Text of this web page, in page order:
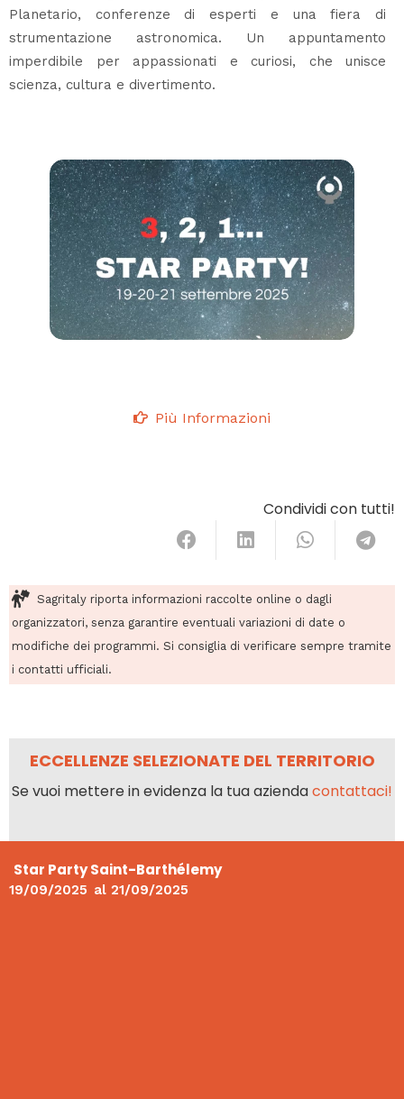
Planetario, conferenze di esperti e una fiera di
strumentazione astronomica. Un appuntamento
imperdibile per appassionati e curiosi, che unisce
scienza, cultura e divertimento.
Più Informazioni
Condividi con tutti!
Sagritaly riporta informazioni raccolte online o dagli
organizzatori, senza garantire eventuali variazioni di date o
modifiche dei programmi. Si consiglia di verificare sempre tramite
i contatti ufficiali.
ECCELLENZE SELEZIONATE DEL TERRITORIO
Se vuoi mettere in evidenza la tua aziendacontattaci!
Star Party Saint-Barthélemy
19/09/2025 al 21/09/2025